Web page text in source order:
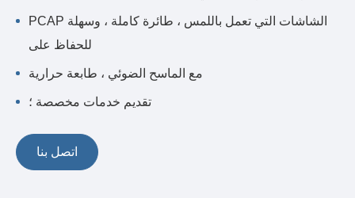
PCAP الشاشات التي تعمل باللمس ، طائرة كاملة ، وسهلة
للحفاظ على
مع الماسح الضوئي ، طابعة حرارية
تقديم خدمات مخصصة ؛
اتصل بنا